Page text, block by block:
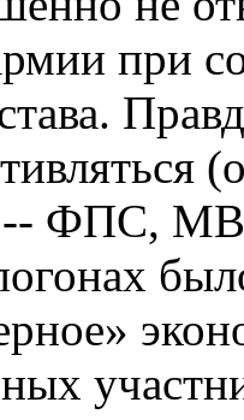
при
-- ФПС,